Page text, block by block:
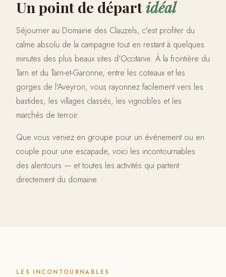
Un point de départidéal
Séjourner au Domaine des Clauzels, c'est profiter du
calme absolu de la campagne tout en restant à quelques
minutes des plus beaux sites d'Occitanie. À la frontière du
Tarn et du Tarn-et-Garonne, entre les coteaux et les
gorges de l'Aveyron, vous rayonnez facilement vers les
bastides, les villages classés, les vignobles et les
marchés de terroir.
Que vous veniez en groupe pour un événement ou en
couple pour une escapade, voici les incontournables
des alentours — et toutes les activités qui partent
directement du domaine.
LES INCONTOURNABLES